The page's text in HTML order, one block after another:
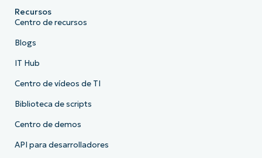
Recursos
Centro de recursos
Blogs
IT Hub
Centro de vídeos de TI
Biblioteca de scripts
Centro de demos
API para desarrolladores